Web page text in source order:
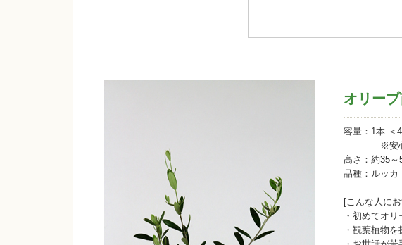
オリー
容量：1本 ＜
※安心の
高さ：約35
品種：ルッカ
[こんな人に
・初めてオ
・観葉植物